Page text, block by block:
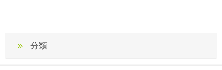
分類